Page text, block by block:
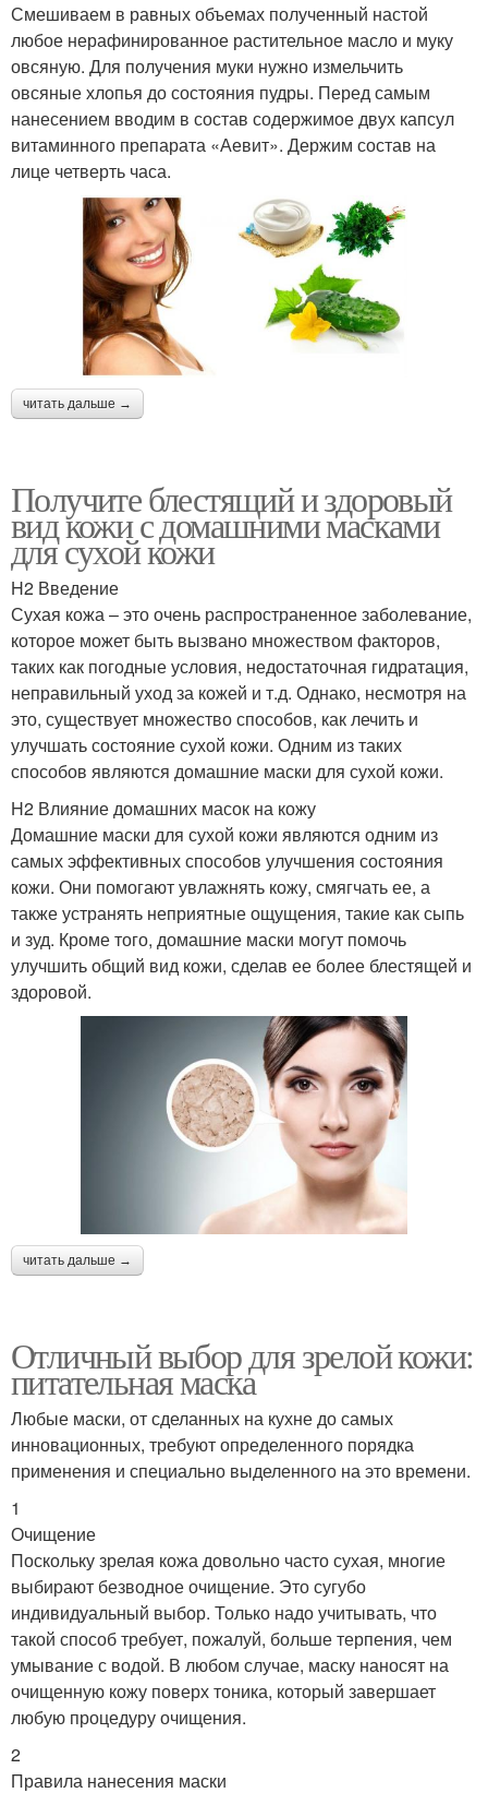
Смешиваем в равных объемах полученный настой
любое нерафинированное растительное масло и муку
овсяную. Для получения муки нужно измельчить
овсяные хлопья до состояния пудры. Перед самым
нанесением вводим в состав содержимое двух капсул
витаминного препарата «Аевит». Держим состав на
лице четверть часа.
читать дальше →
Получите блестящий и здоровый
вид кожи с домашними масками
для сухой кожи
H2 Введение
Сухая кожа – это очень распространенное заболевание,
которое может быть вызвано множеством факторов,
таких как погодные условия, недостаточная гидратация,
неправильный уход за кожей и т.д. Однако, несмотря на
это, существует множество способов, как лечить и
улучшать состояние сухой кожи. Одним из таких
способов являются домашние маски для сухой кожи.
H2 Влияние домашних масок на кожу
Домашние маски для сухой кожи являются одним из
самых эффективных способов улучшения состояния
кожи. Они помогают увлажнять кожу, смягчать ее, а
также устранять неприятные ощущения, такие как сыпь
и зуд. Кроме того, домашние маски могут помочь
улучшить общий вид кожи, сделав ее более блестящей и
здоровой.
читать дальше →
Отличный выбор для зрелой кожи:
питательная маска
Любые маски, от сделанных на кухне до самых
инновационных, требуют определенного порядка
применения и специально выделенного на это времени.
1
Очищение
Поскольку зрелая кожа довольно часто сухая, многие
выбирают безводное очищение. Это сугубо
индивидуальный выбор. Только надо учитывать, что
такой способ требует, пожалуй, больше терпения, чем
умывание с водой. В любом случае, маску наносят на
очищенную кожу поверх тоника, который завершает
любую процедуру очищения.
2
Правила нанесения маски